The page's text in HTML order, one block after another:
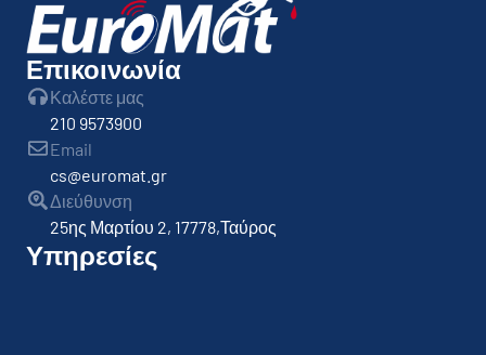
Επικοινωνία
Καλέστε μας
210 9573900
Email
cs@euromat.gr
Διεύθυνση
25ης Μαρτίου 2, 17778,Ταύρος
Υπηρεσίες